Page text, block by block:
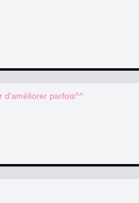
d'améliorer parfois^^